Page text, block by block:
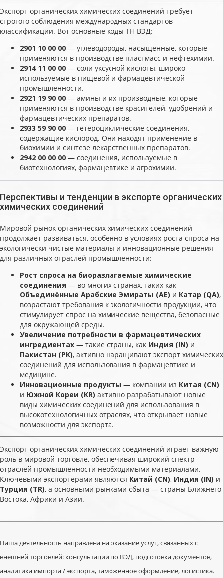
Экспорт органических химических соединений требует
строгого соблюдения международных стандартов
классификации. Вот основные коды ТН ВЭД:
2901 10 00 00 — углеводороды, насыщенные, которые
применяются в производстве пластмасс и нефтехимии.
2914 11 00 00 — соли уксусной кислоты, широко
используемые в пищевой и фармацевтической
промышленности.
2921 19 90 00 — амины и их производные, которые
применяются в производстве красителей, удобрений и
фармацевтических препаратов.
2933 59 90 00 — гетероциклические соединения,
содержащие кислород. Они находят применение в
биохимии и синтезе лекарственных препаратов.
2942 00 00 00 — соединения, используемые в
биотехнологиях, фармацевтике и агрохимии.
Перспективы и тенденции в экспорте органических
химических соединений
Мировой рынок органических химических соединений
продолжает развиваться, особенно в условиях роста спроса на
экологически чистые материалы и инновационные решения
для различных отраслей промышленности:
Рост спроса на биоразлагаемые химические
соединения — во многих странах, таких как
Объединённые Арабские Эмираты (AE) и Катар (QA),
возрастают требования к экологичности продукции, что
стимулирует спрос на химические вещества, безопасные
для окружающей среды.
Увеличение потребности в фармацевтических
ингредиентах — такие страны, как Индия (IN) и
Пакистан (PK), активно наращивают экспорт химических
соединений для использования в фармацевтике и
медицине.
Инновационные продукты — компании из Китая (CN)
и Южной Кореи (KR) активно разрабатывают новые
виды химических соединений для использования в
высокотехнологичных отраслях, что открывает новые
возможности для экспорта.
Экспорт органических химических соединений играет важную
роль в мировой торговле, обеспечивая широкий спектр
отраслей промышленности необходимыми материалами.
Ключевыми экспортерами являются Китай (CN), Индия (IN) и
Турция (TR), а основными рынками сбыта — страны Ближнего
Востока, Африки и Азии.
Наша деятельность направлена на оказание услуг, связанных с
внешней торговлей: консультации по ВЭД, подготовка документов,
аналитика импорта / экспорта, таможенное оформление, логистика.